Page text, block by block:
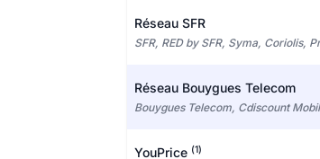
Réseau SFR
SFR, RED by SFR, Syma, Coriolis,
Réseau Bouygues Telecom
Bouygues Telecom, Cdiscount
YouPrice (1)